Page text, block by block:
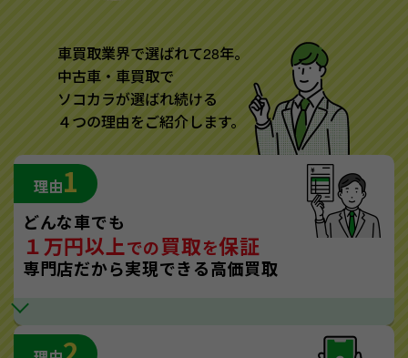
車買取業界で選ばれて28年。
中古車・車買取で
ソコカラが選ばれ続ける
４つの理由をご紹介します。
理由1
どんな車でも
１万円以上での買取を保証
専門店だから実現できる高価買取